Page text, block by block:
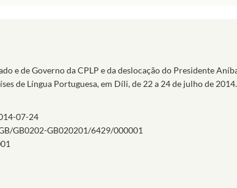
e de Governo da CPLP e da deslocação do Presidente
de Língua Portuguesa, em Díli, de 22 a 24 de julho de
07-24
GB0202-GB020201/6429/000001